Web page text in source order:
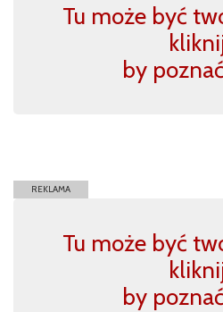
Tu może być
by
REKLAMA
Tu może być
by